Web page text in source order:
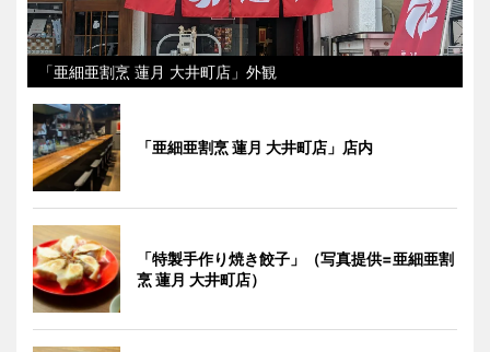
「亜細亜割烹 蓮月 大井町店」外観
「亜細亜割烹 蓮月 大井町店」店内
「特製手作り焼き餃子」（写真提供=亜細亜割
烹 蓮月 大井町店）